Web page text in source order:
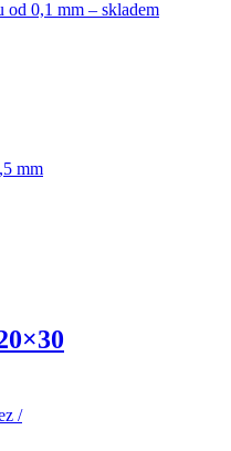
od 0,1 mm – skladem
mm
/